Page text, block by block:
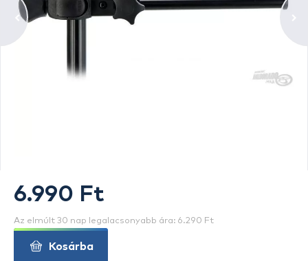
6.990 Ft
Az elmúlt 30 nap legalacsonyabb ára: 6.290 Ft
Kosárba